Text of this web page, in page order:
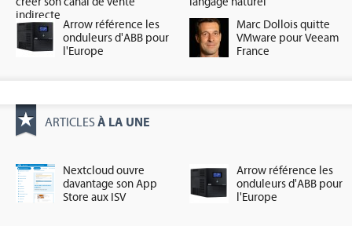
indirecte
Arrow référence les
onduleurs d'ABB pour
l'Europe
Marc Dollois quitte
VMware pour Veeam
France
ARTICLES À LA UNE
Nextcloud ouvre
davantage son App
Store aux ISV
Arrow référence les
onduleurs d'ABB pour
l'Europe